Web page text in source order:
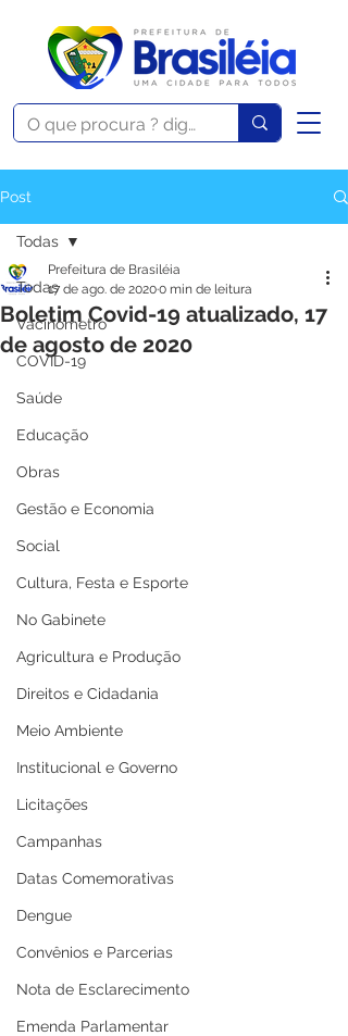
Post
Todas
Vacinômetro
COVID-19
Saúde
Educação
Obras
Gestão e Economia
Social
Cultura, Festa e Esporte
No Gabinete
Agricultura e Produção
Direitos e Cidadania
Meio Ambiente
Institucional e Governo
Licitações
Campanhas
Datas Comemorativas
Dengue
Convênios e Parcerias
Nota de Esclarecimento
Emenda Parlamentar
Todas
Boletim Covid-19 atualizado, 17
de agosto de 2020
Prefeitura de Brasiléia
17 de ago. de 20200 min de leitura